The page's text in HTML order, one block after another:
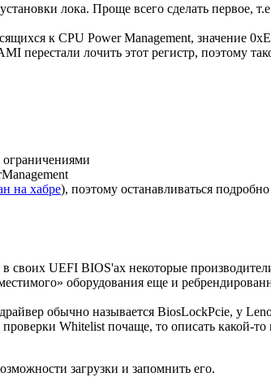
лока. Проще всего сделать первое,
к CPU Power Management, значение
перестали лочить этот регистр, поэтому
ограничениями
на хабре), поэтому останавливаться
своих UEFI BIOS'ах некоторые
оборудования еще и
обычно называется BiosLockPcie, у
Whitelist почаще, то описать какой-
загрузки и запомнить его.